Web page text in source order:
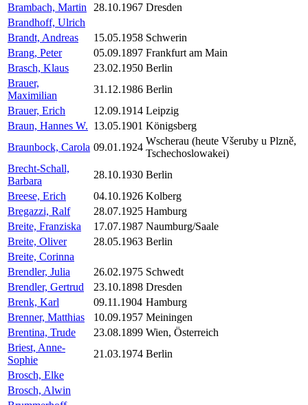
Brambach, Martin
28.10.1967 Dresden
Brandhoff, Ulrich
Brandt, Andreas
15.05.1958 Schwerin
Brang, Peter
05.09.1897 Frankfurt am Main
Brasch, Klaus
23.02.1950 Berlin
Brauer,
Maximilian
31.12.1986 Berlin
Brauer, Erich
12.09.1914 Leipzig
Braun, Hannes W. 13.05.1901 Königsberg
Braunbock, Carola 09.01.1924
Wscherau (heute Všeruby u Plzně,
Tschechoslowakei)
Brecht-Schall,
Barbara
28.10.1930 Berlin
Breese, Erich
04.10.1926 Kolberg
Bregazzi, Ralf
28.07.1925 Hamburg
Breite, Franziska
17.07.1987 Naumburg/Saale
Breite, Oliver
28.05.1963 Berlin
Breite, Corinna
Brendler, Julia
26.02.1975 Schwedt
Brendler, Gertrud
23.10.1898 Dresden
Brenk, Karl
09.11.1904 Hamburg
Brenner, Matthias
10.09.1957 Meiningen
Brentina, Trude
23.08.1899 Wien, Österreich
Briest, Anne-
Sophie
21.03.1974 Berlin
Brosch, Elke
Brosch, Alwin